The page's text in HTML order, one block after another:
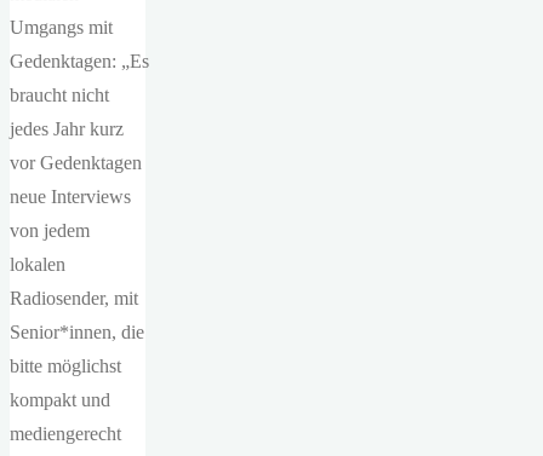
Umgangs mit
Gedenktagen: „Es
braucht nicht
jedes Jahr kurz
vor Gedenktagen
neue Interviews
von jedem
lokalen
Radiosender, mit
Senior*innen, die
bitte möglichst
kompakt und
mediengerecht